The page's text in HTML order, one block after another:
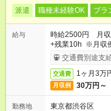
派遣 職種未経験OK ブラ
給与
時給2500円 月収
+残業10h ※月収
取りサービス利用
交通費別途支
交通費 1ヶ月3万
月収例 30万円～
勤務地
東京都渋谷区